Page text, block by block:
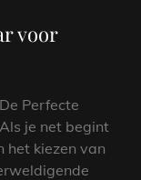
voor
Perfecte
je net begint
het kiezen van